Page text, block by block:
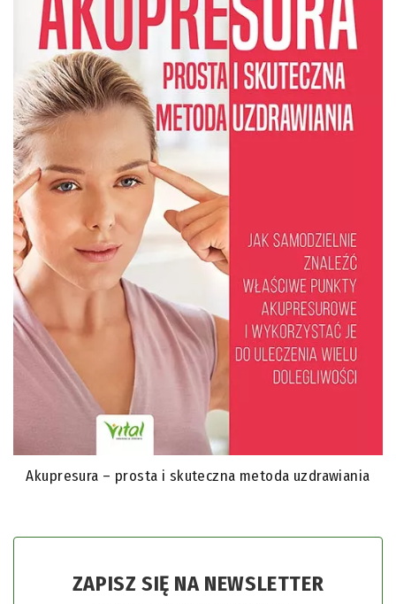
Akupresura – prosta i skuteczna metoda uzdrawiania
ZAPISZ SIĘ NA NEWSLETTER